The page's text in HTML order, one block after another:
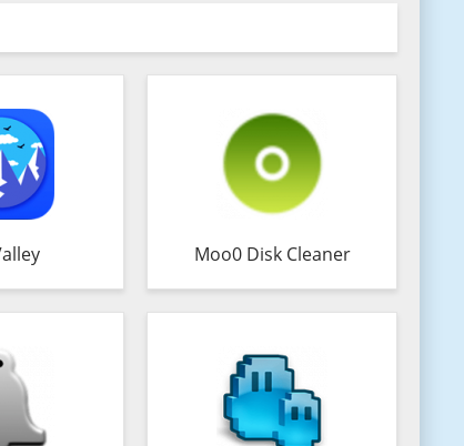
Moo0 Disk Cleaner